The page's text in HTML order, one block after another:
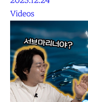
Videos